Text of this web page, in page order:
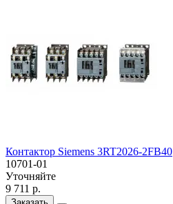
Контактор Siemens 3RT2026-2FB40
10701-01
Уточняйте
9 711 р.